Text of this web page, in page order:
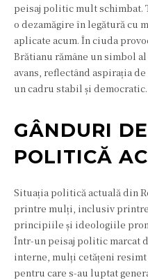
peisaj politic mult schimbat.
o dezamăgire în legătură cu
aplicate acum. În ciuda
Brătianu rămâne un simbol
avans, reflectând aspirația
un cadru stabil și democratic.
GÂNDURI
POLITICĂ
Situația politică actuală din
printre mulți, inclusiv printre
principiile și ideologiile
Într-un peisaj politic marcat
interne, mulți cetățeni
pentru care s-au luptat